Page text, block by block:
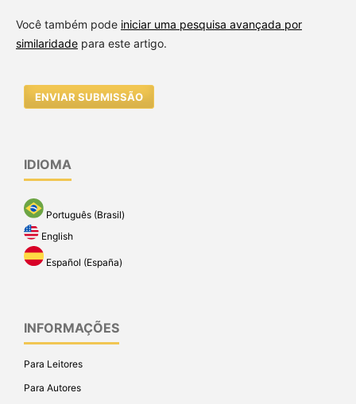
Você também pode iniciar uma pesquisa avançada por
similaridadepara este artigo.
ENVIAR SUBMISSÃO
IDIOMA
Português (Brasil)
English
Español (España)
INFORMAÇÕES
Para Leitores
Para Autores